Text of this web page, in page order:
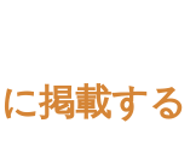
掲載する